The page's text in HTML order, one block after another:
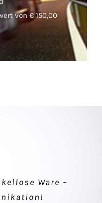
von € 150,00
Ware –
schnelle
gut.